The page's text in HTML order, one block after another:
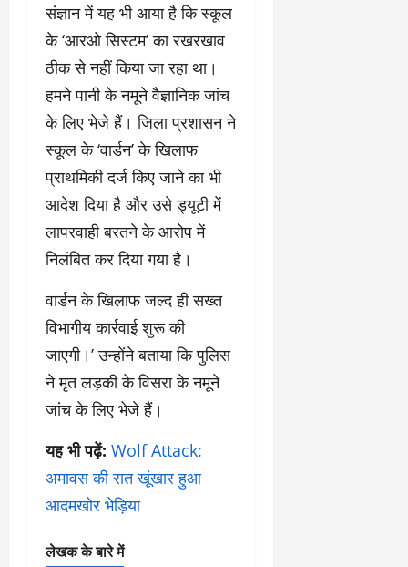
संज्ञान में यह भी आया है कि स्कूल
के ‘आरओ सिस्टम’ का रखरखाव
ठीक से नहीं किया जा रहा था।
हमने पानी के नमूने वैज्ञानिक जांच
के लिए भेजे हैं। जिला प्रशासन ने
स्कूल के ‘वार्डन’ के खिलाफ
प्राथमिकी दर्ज किए जाने का भी
आदेश दिया है और उसे ड्यूटी में
लापरवाही बरतने के आरोप में
निलंबित कर दिया गया है।
वार्डन के खिलाफ जल्द ही सख्त
विभागीय कार्रवाई शुरू की
जाएगी।’ उन्होंने बताया कि पुलिस
ने मृत लड़की के विसरा के नमूने
जांच के लिए भेजे हैं।
यह भी पढ़ें: Wolf Attack:
अमावस की रात खूंखार हुआ
आदमखोर भेड़िया
लेखक के बारे में